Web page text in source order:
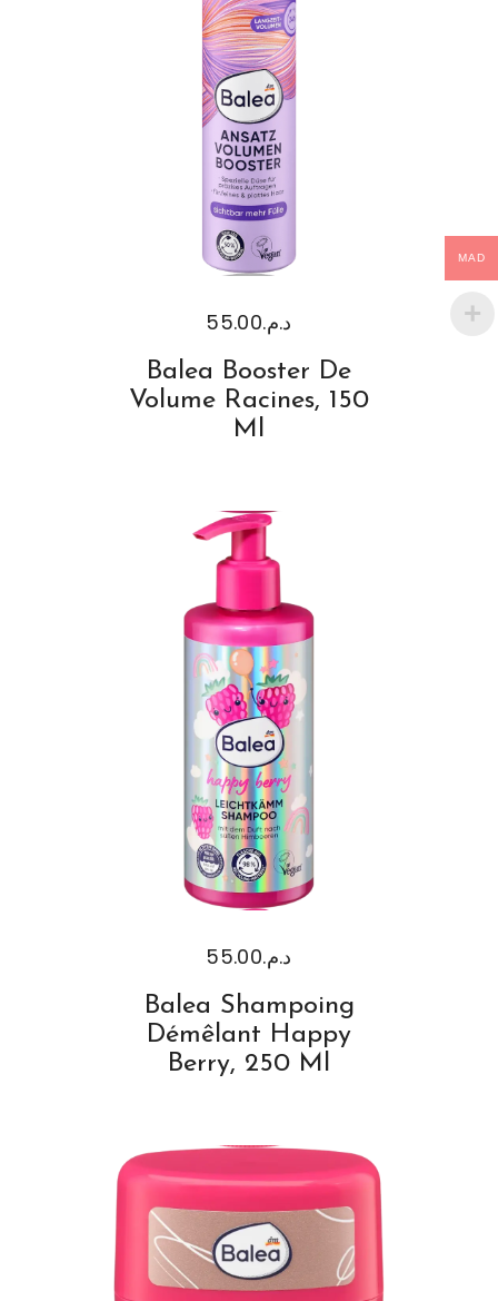
د.م.55.00
Balea Booster De
Volume Racines, 150
Ml
د.م.55.00
Balea Shampoing
Démêlant Happy
Berry, 250 Ml
MAD